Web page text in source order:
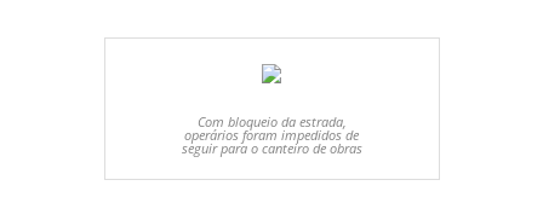
Com bloqueio da estrada,
operários foram impedidos de
seguir para o canteiro de obras